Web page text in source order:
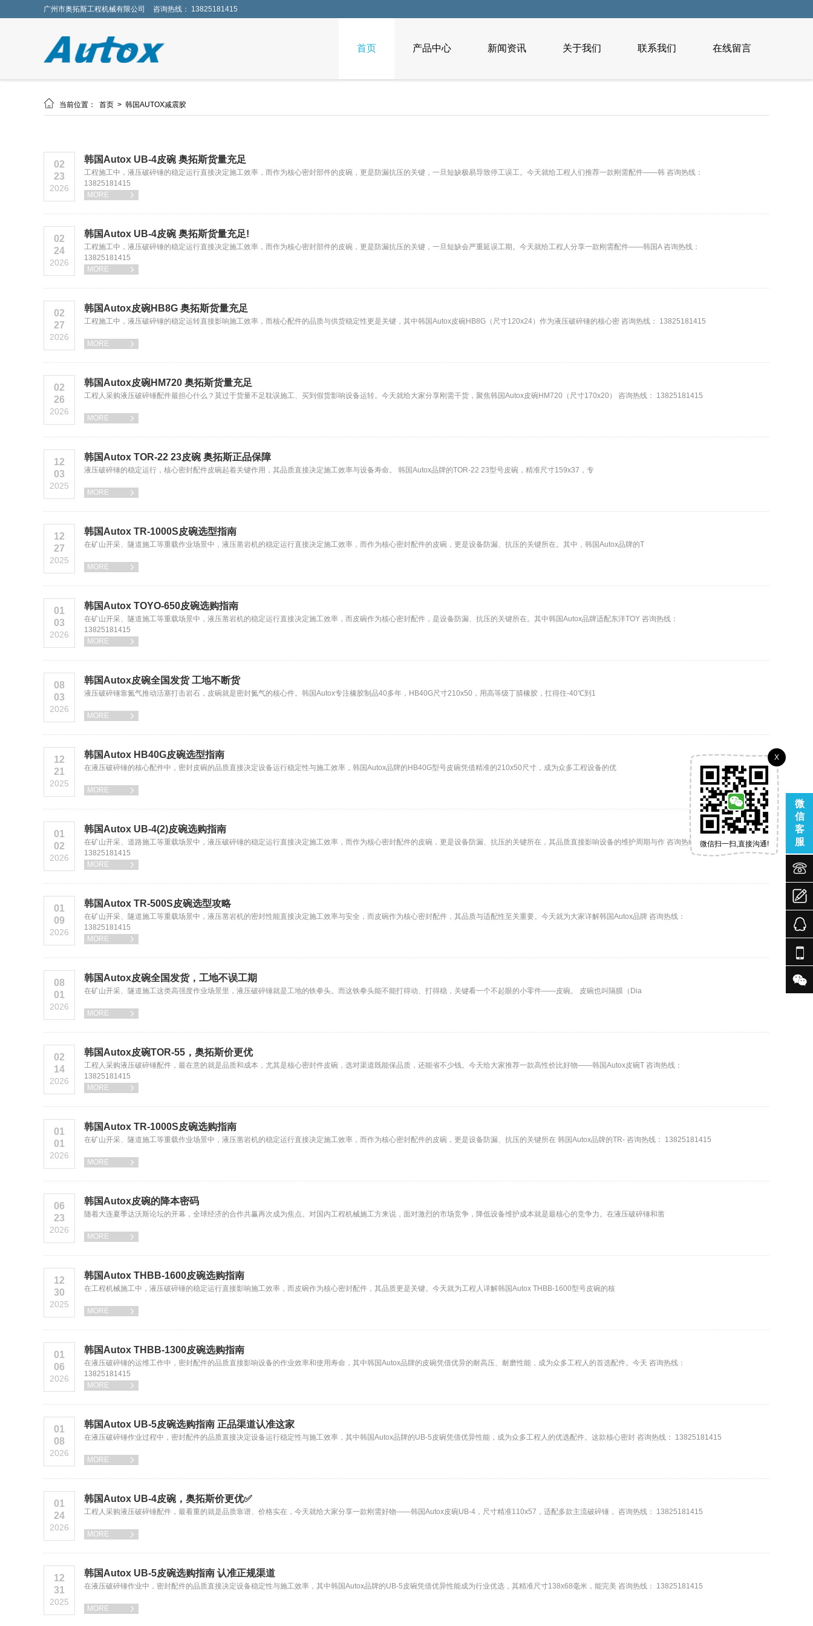
广州市奥拓斯工程机械有限公司 咨询热线： 13825181415
首页 产品中心 新闻资讯 关于我们 联系我们 在线留言
 当前位置： 首页 > 韩国AUTOX减震胶
02
23
2026
韩国Autox UB-4皮碗 奥拓斯货量充足
工程施工中，液压破碎锤的稳定运行直接决定施工效率，而作为核心密封部件的皮碗，更是防漏抗压的关键，一旦短缺极易导致停工误工。今天就给工程人们推荐一款刚需配件——韩 咨询热线：
13825181415
MORE

02
24
2026
韩国Autox UB-4皮碗 奥拓斯货量充足!
工程施工中，液压破碎锤的稳定运行直接决定施工效率，而作为核心密封部件的皮碗，更是防漏抗压的关键，一旦短缺会严重延误工期。今天就给工程人分享一款刚需配件——韩国A 咨询热线：
13825181415
MORE

02
27
2026
韩国Autox皮碗HB8G 奥拓斯货量充足
工程施工中，液压破碎锤的稳定运转直接影响施工效率，而核心配件的品质与供货稳定性更是关键，其中韩国Autox皮碗HB8G（尺寸120x24）作为液压破碎锤的核心密 咨询热线： 13825181415
MORE 
02
26
2026
韩国Autox皮碗HM720 奥拓斯货量充足
工程人采购液压破碎锤配件最担心什么？莫过于货量不足耽误施工、买到假货影响设备运转。今天就给大家分享刚需干货，聚焦韩国Autox皮碗HM720（尺寸170x20） 咨询热线： 13825181415
MORE 
12
03
2025
韩国Autox TOR-22 23皮碗 奥拓斯正品保障
液压破碎锤的稳定运行，核心密封配件皮碗起着关键作用，其品质直接决定施工效率与设备寿命。 韩国Autox品牌的TOR-22 23型号皮碗，精准尺寸159x37，专
MORE 
12
27
2025
韩国Autox TR-1000S皮碗选型指南
在矿山开采、隧道施工等重载作业场景中，液压凿岩机的稳定运行直接决定施工效率，而作为核心密封配件的皮碗，更是设备防漏、抗压的关键所在。其中，韩国Autox品牌的T
MORE 
01
03
2026
韩国Autox TOYO-650皮碗选购指南
在矿山开采、隧道施工等重载场景中，液压凿岩机的稳定运行直接决定施工效率，而皮碗作为核心密封配件，是设备防漏、抗压的关键所在。其中韩国Autox品牌适配东洋TOY 咨询热线：
13825181415
MORE

08
03
2026
韩国Autox皮碗全国发货 工地不断货
液压破碎锤靠氮气推动活塞打击岩石，皮碗就是密封氮气的核心件。韩国Autox专注橡胶制品40多年，HB40G尺寸210x50，用高等级丁腈橡胶，扛得住-40℃到1
MORE 
12
21
2025
韩国Autox HB40G皮碗选型指南
在液压破碎锤的核心配件中，密封皮碗的品质直接决定设备运行稳定性与施工效率，韩国Autox品牌的HB40G型号皮碗凭借精准的210x50尺寸，成为众多工程设备的优
MORE 
01
02
2026
韩国Autox UB-4(2)皮碗选购指南
在矿山开采、道路施工等重载场景中，液压破碎锤的稳定运行直接决定施工效率，而作为核心密封配件的皮碗，更是设备防漏、抗压的关键所在，其品质直接影响设备的维护周期与作 咨询热线：
13825181415
MORE

01
09
2026
韩国Autox TR-500S皮碗选型攻略
在矿山开采、隧道施工等重载场景中，液压凿岩机的密封性能直接决定施工效率与安全，而皮碗作为核心密封配件，其品质与适配性至关重要。今天就为大家详解韩国Autox品牌 咨询热线：
13825181415
MORE

08
01
2026
韩国Autox皮碗全国发货，工地不误工期
在矿山开采、隧道施工这类高强度作业场景里，液压破碎锤就是工地的铁拳头。而这铁拳头能不能打得动、打得稳，关键看一个不起眼的小零件——皮碗。 皮碗也叫隔膜（Dia
MORE 
02
14
2026
韩国Autox皮碗TOR-55，奥拓斯价更优
工程人采购液压破碎锤配件，最在意的就是品质和成本，尤其是核心密封件皮碗，选对渠道既能保品质，还能省不少钱。今天给大家推荐一款高性价比好物——韩国Autox皮碗T 咨询热线：
13825181415
MORE

01
01
2026
韩国Autox TR-1000S皮碗选购指南
在矿山开采、隧道施工等重载作业场景中，液压凿岩机的稳定运行直接决定施工效率，而作为核心密封配件的皮碗，更是设备防漏、抗压的关键所在 韩国Autox品牌的TR- 咨询热线： 13825181415
MORE 
06
23
2026
韩国Autox皮碗的降本密码
随着大连夏季达沃斯论坛的开幕，全球经济的合作共赢再次成为焦点。对国内工程机械施工方来说，面对激烈的市场竞争，降低设备维护成本就是最核心的竞争力。在液压破碎锤和凿
MORE 
12
30
2025
韩国Autox THBB-1600皮碗选购指南
在工程机械施工中，液压破碎锤的稳定运行直接影响施工效率，而皮碗作为核心密封配件，其品质更是关键。今天就为工程人详解韩国Autox THBB-1600型号皮碗的核
MORE 
01
06
2026
韩国Autox THBB-1300皮碗选购指南
在液压破碎锤的运维工作中，密封配件的品质直接影响设备的作业效率和使用寿命，其中韩国Autox品牌的皮碗凭借优异的耐高压、耐磨性能，成为众多工程人的首选配件。今天 咨询热线：
13825181415
MORE

01
08
2026
韩国Autox UB-5皮碗选购指南 正品渠道认准这家
在液压破碎锤作业过程中，密封配件的品质直接决定设备运行稳定性与施工效率，其中韩国Autox品牌的UB-5皮碗凭借优异性能，成为众多工程人的优选配件。这款核心密封 咨询热线： 13825181415
MORE 
01
24
2026
韩国Autox UB-4皮碗，奥拓斯价更优✅
工程人采购液压破碎锤配件，最看重的就是品质靠谱、价格实在，今天就给大家分享一款刚需好物——韩国Autox皮碗UB-4，尺寸精准110x57，适配多款主流破碎锤， 咨询热线： 13825181415
MORE 
12
31
2025
韩国Autox UB-5皮碗选购指南 认准正规渠道
在液压破碎锤作业中，密封配件的品质直接决定设备稳定性与施工效率，其中韩国Autox品牌的UB-5皮碗凭借优异性能成为行业优选，其精准尺寸138x68毫米，能完美 咨询热线： 13825181415
MORE 
微
信
客
服
X
微信扫一扫,直接沟通!




